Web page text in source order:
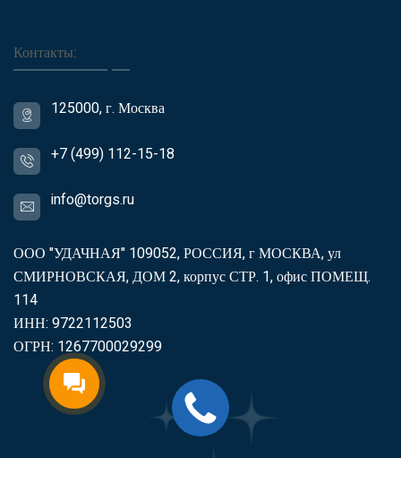
Контакты:
125000, г. Москва
+7 (499) 112-15-18
info@torgs.ru
ООО "УДАЧНАЯ" 109052, РОССИЯ, г МОСКВА, ул
СМИРНОВСКАЯ, ДОМ 2, корпус СТР. 1, офис ПОМЕЩ.
114
ИНН: 9722112503
ОГРН: 1267700029299